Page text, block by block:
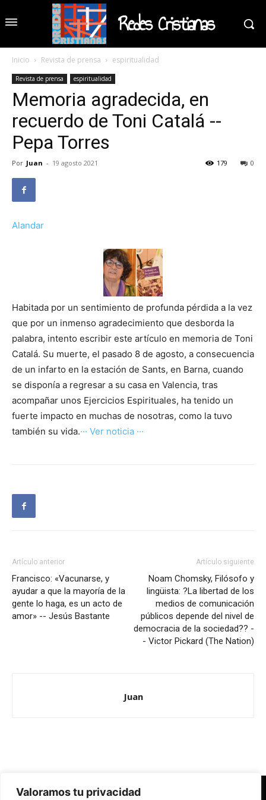
Valoramos tu privacidad
Redes Cristianas
Inicio Revista de prensa espiritualidad
Revista de prensa espiritualidad
Memoria agradecida, en
recuerdo de Toni Catalá --
Pepa Torres
Por Juan - 19 agosto 2021 0
179
Alandar
Habitada por un sentimiento de profunda pérdida a la vez
que por un inmenso agradecimiento que desborda la
palabra, intento escribir este artículo en memoria de Toni
Catalá. Su muerte, el pasado 8 de agosto, a consecuencia
de un infarto en la estación de Sants, en Barna, cuando
se disponía a regresar a su casa en Valencia, tras
acompañar unos Ejercicios Espirituales, ha tenido un
fuerte impacto en muchas de nosotras, como la tuvo
también su vida.··· Ver noticia ···
Artículo anterior
Francisco: «Vacunarse, y
ayudar a que la mayoría de la
gente lo haga, es un acto de
amor» -- Jesús Bastante
Artículo siguiente
Noam Chomsky, Filósofo y
lingüista: ?La libertad de los
medios de comunicación
públicos depende del nivel de
democracia de la sociedad?? -
- Victor Pickard (The Nation)
Juan